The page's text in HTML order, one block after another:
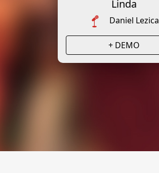
Linda
Daniel Lezica
+ DEMO